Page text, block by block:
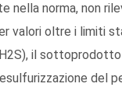
nella norma, non
valori oltre i limiti
il sottoprodotto
del